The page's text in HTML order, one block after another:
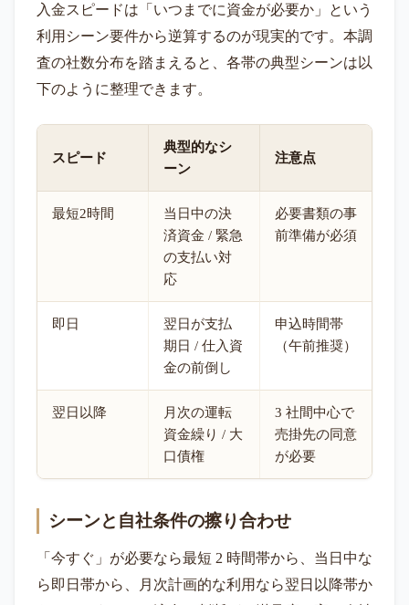
入金スピードは「いつまでに資金が必要か」という
利用シーン要件から逆算するのが現実的です。本調
査の社数分布を踏まえると、各帯の典型シーンは以
下のように整理できます。
スピード
典型的なシ
ーン
注意点
最短2時間
当日中の決
済資金 / 緊急
の支払い対
応
必要書類の事
前準備が必須
即日
翌日が支払
期日 / 仕入資
金の前倒し
申込時間帯
（午前推奨）
翌日以降
月次の運転
資金繰り / 大
口債権
3 社間中心で
売掛先の同意
が必要
シーンと自社条件の擦り合わせ
「今すぐ」が必要なら最短 2 時間帯から、当日中な
ら即日帯から、月次計画的な利用なら翌日以降帯か